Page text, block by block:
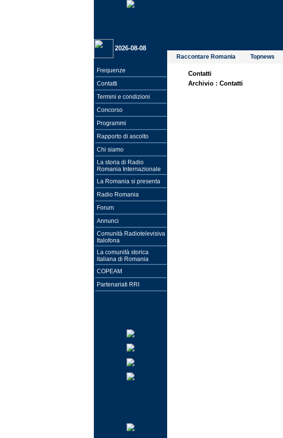
2026-08-08
Raccontare Romania Topnews
Frequenze
Contatti
Termini e condizioni
Concorso
Programmi
Rapporto di ascolto
Chi siamo
La storia di Radio
Romania Internazionale
La Romania si presenta
Radio Romania
Forum
Annunci
Comunità Radiotelevisiva
Italofona
La comunità storica
italiana di Romania
COPEAM
Partenariati RRI
Contatti
Archivio : Contatti